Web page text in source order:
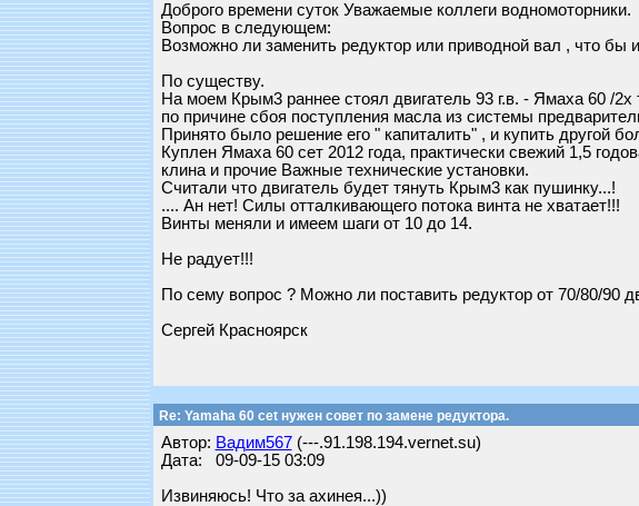
Доброго времени суток Уважаемые коллеги водномоторники.
Вопрос в следующем:
Возможно ли заменить редуктор или приводной вал , что бы
По существу.
На моем Крым3 раннее стоял двигатель 93 г.в. - Ямаха 60 /
по причине сбоя поступления масла из системы
Принято было решение его " капиталить" , и купить другой
Куплен Ямаха 60 сет 2012 года, практически свежий 1,5
клина и прочие Важные технические установки.
Считали что двигатель будет тянуть Крым3 как пушинку...!
.... Ан нет! Силы отталкивающего потока винта не хватает!!!
Винты меняли и имеем шаги от 10 до 14.
Не радует!!!
По сему вопрос ? Можно ли поставить редуктор от 70/80/90
Сергей Красноярск
Re: Yamaha 60 cet нужен совет по замене редуктора.
Автор: Вадим567(---.91.198.194.vernet.su)
Дата: 09-09-15 03:09
Извиняюсь! Что за ахинея...))